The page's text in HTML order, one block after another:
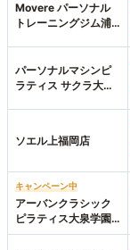
Movere パーソナル
トレーニングジム浦
パーソナルマシンピ
ラティス サクラ大泉
ソエル上福岡店
キャンペーン中
アーバンクラシック
ピラティス大泉学園
店